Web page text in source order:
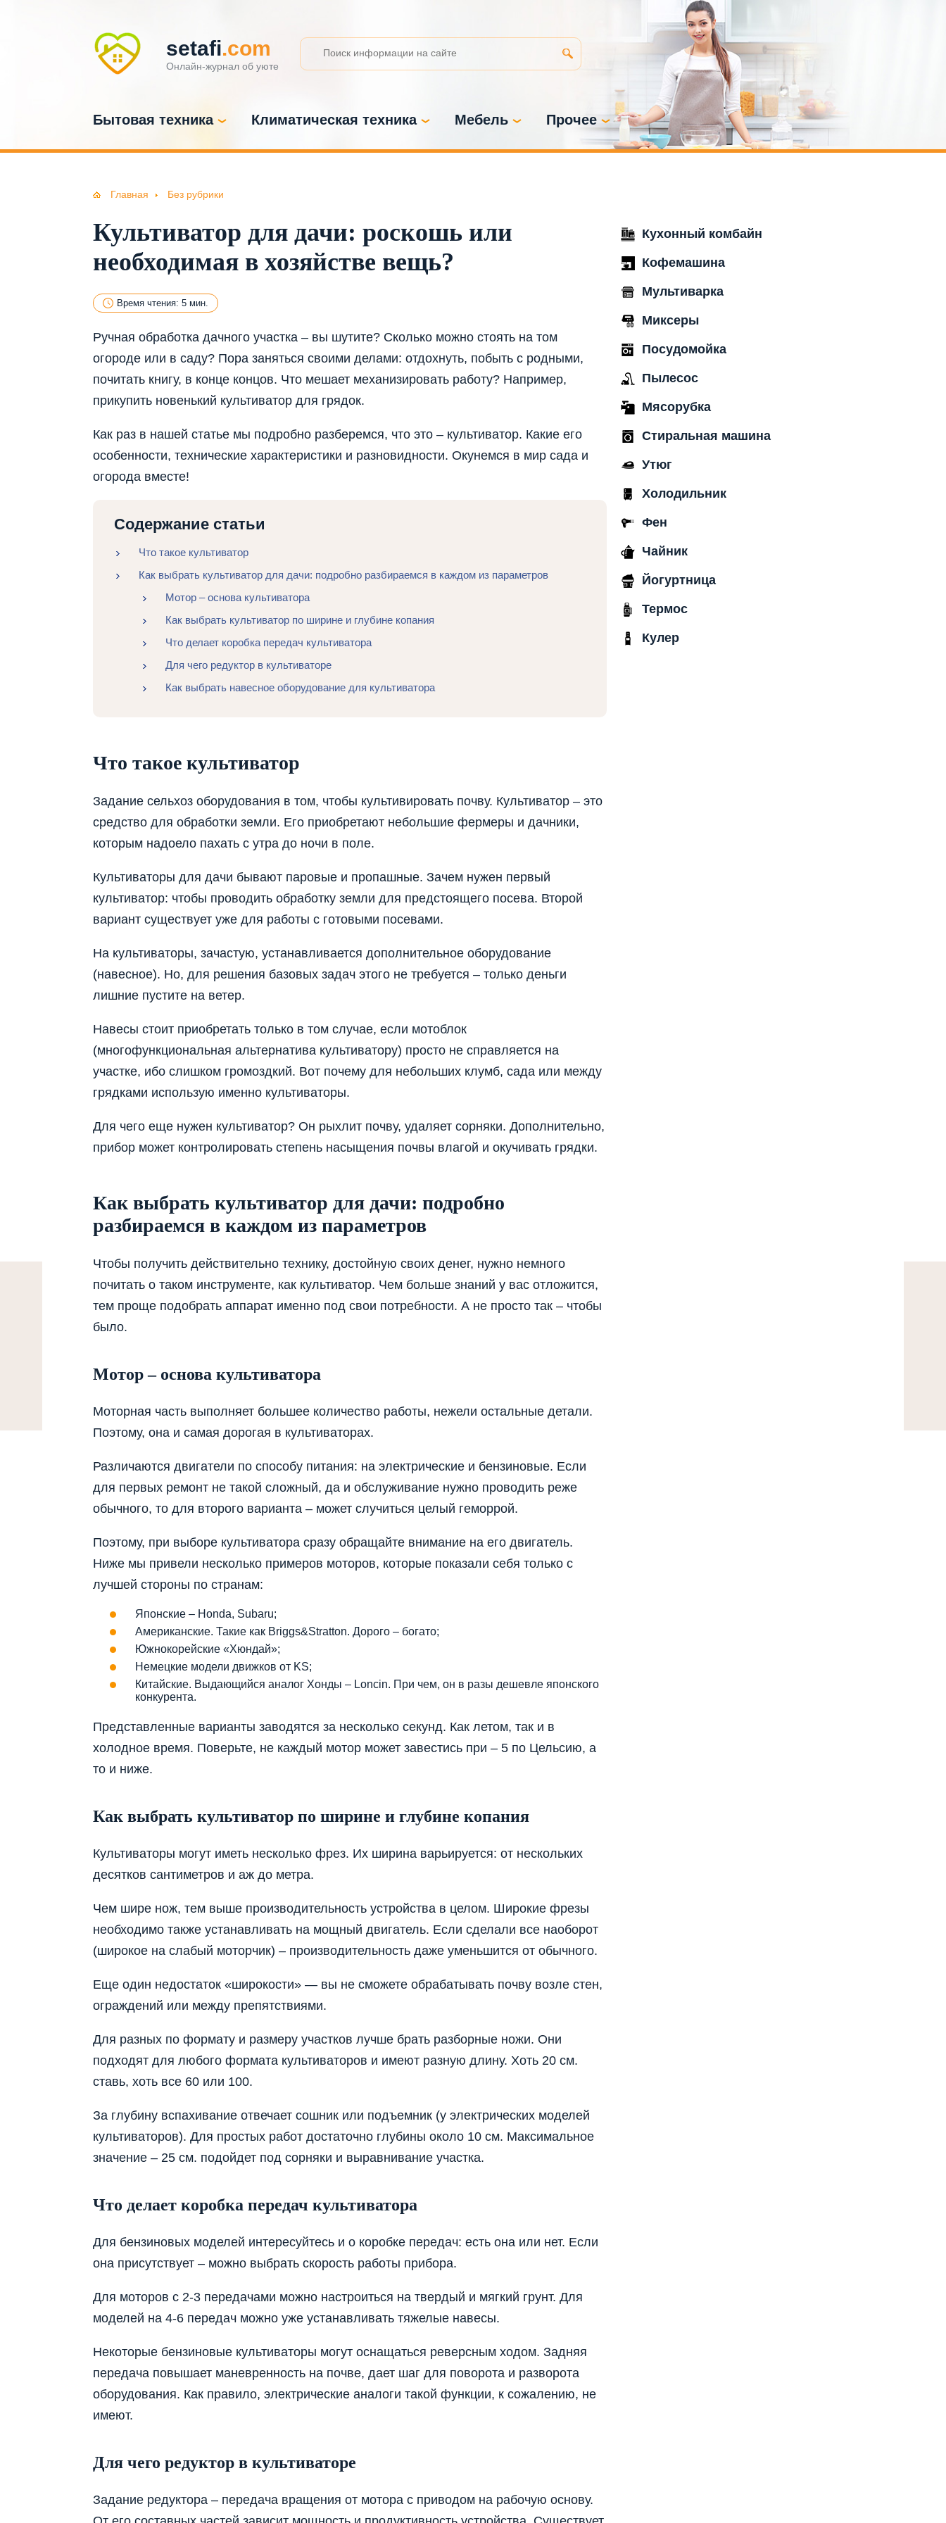
setafi.com
Онлайн-журнал об уюте
Бытовая техника Климатическая техника Мебель Прочее
Главная Без рубрики
Культиватор для дачи: роскошь или
необходимая в хозяйстве вещь?
Время чтения: 5 мин.
Ручная обработка дачного участка – вы шутите? Сколько можно стоять на том
огороде или в саду? Пора заняться своими делами: отдохнуть, побыть с родными,
почитать книгу, в конце концов. Что мешает механизировать работу? Например,
прикупить новенький культиватор для грядок.
Как раз в нашей статье мы подробно разберемся, что это – культиватор. Какие его
особенности, технические характеристики и разновидности. Окунемся в мир сада и
огорода вместе!
Содержание статьи
Что такое культиватор
Как выбрать культиватор для дачи: подробно разбираемся в каждом из параметров
Мотор – основа культиватора
Как выбрать культиватор по ширине и глубине копания
Что делает коробка передач культиватора
Для чего редуктор в культиваторе
Как выбрать навесное оборудование для культиватора
Что такое культиватор
Задание сельхоз оборудования в том, чтобы культивировать почву. Культиватор – это
средство для обработки земли. Его приобретают небольшие фермеры и дачники,
которым надоело пахать с утра до ночи в поле.
Культиваторы для дачи бывают паровые и пропашные. Зачем нужен первый
культиватор: чтобы проводить обработку земли для предстоящего посева. Второй
вариант существует уже для работы с готовыми посевами.
На культиваторы, зачастую, устанавливается дополнительное оборудование
(навесное). Но, для решения базовых задач этого не требуется – только деньги
лишние пустите на ветер.
Навесы стоит приобретать только в том случае, если мотоблок
(многофункциональная альтернатива культиватору) просто не справляется на
участке, ибо слишком громоздкий. Вот почему для небольших клумб, сада или между
грядками использую именно культиваторы.
Для чего еще нужен культиватор? Он рыхлит почву, удаляет сорняки. Дополнительно,
прибор может контролировать степень насыщения почвы влагой и окучивать грядки.
Как выбрать культиватор для дачи: подробно
разбираемся в каждом из параметров
Чтобы получить действительно технику, достойную своих денег, нужно немного
почитать о таком инструменте, как культиватор. Чем больше знаний у вас отложится,
тем проще подобрать аппарат именно под свои потребности. А не просто так – чтобы
было.
Мотор – основа культиватора
Моторная часть выполняет большее количество работы, нежели остальные детали.
Поэтому, она и самая дорогая в культиваторах.
Различаются двигатели по способу питания: на электрические и бензиновые. Если
для первых ремонт не такой сложный, да и обслуживание нужно проводить реже
обычного, то для второго варианта – может случиться целый геморрой.
Поэтому, при выборе культиватора сразу обращайте внимание на его двигатель.
Ниже мы привели несколько примеров моторов, которые показали себя только с
лучшей стороны по странам:
Японские – Honda, Subaru;
Американские. Такие как Briggs&Stratton. Дорого – богато;
Южнокорейские «Хюндай»;
Немецкие модели движков от KS;
Китайские. Выдающийся аналог Хонды – Loncin. При чем, он в разы дешевле японского
конкурента.
Представленные варианты заводятся за несколько секунд. Как летом, так и в
холодное время. Поверьте, не каждый мотор может завестись при – 5 по Цельсию, а
то и ниже.
Как выбрать культиватор по ширине и глубине копания
Культиваторы могут иметь несколько фрез. Их ширина варьируется: от нескольких
десятков сантиметров и аж до метра.
Чем шире нож, тем выше производительность устройства в целом. Широкие фрезы
необходимо также устанавливать на мощный двигатель. Если сделали все наоборот
(широкое на слабый моторчик) – производительность даже уменьшится от обычного.
Еще один недостаток «широкости» — вы не сможете обрабатывать почву возле стен,
ограждений или между препятствиями.
Для разных по формату и размеру участков лучше брать разборные ножи. Они
подходят для любого формата культиваторов и имеют разную длину. Хоть 20 см.
ставь, хоть все 60 или 100.
За глубину вспахивание отвечает сошник или подъемник (у электрических моделей
культиваторов). Для простых работ достаточно глубины около 10 см. Максимальное
значение – 25 см. подойдет под сорняки и выравнивание участка.
Что делает коробка передач культиватора
Для бензиновых моделей интересуйтесь и о коробке передач: есть она или нет. Если
она присутствует – можно выбрать скорость работы прибора.
Для моторов с 2-3 передачами можно настроиться на твердый и мягкий грунт. Для
моделей на 4-6 передач можно уже устанавливать тяжелые навесы.
Некоторые бензиновые культиваторы могут оснащаться реверсным ходом. Задняя
передача повышает маневренность на почве, дает шаг для поворота и разворота
оборудования. Как правило, электрические аналоги такой функции, к сожалению, не
имеют.
Для чего редуктор в культиваторе
Задание редуктора – передача вращения от мотора с приводом на рабочую основу.
Кухонный комбайн
Кофемашина
Мультиварка
Миксеры
Посудомойка
Пылесос
Мясорубка
Стиральная машина
Утюг
Холодильник
Фен
Чайник
Йогуртница
Термос
Кулер